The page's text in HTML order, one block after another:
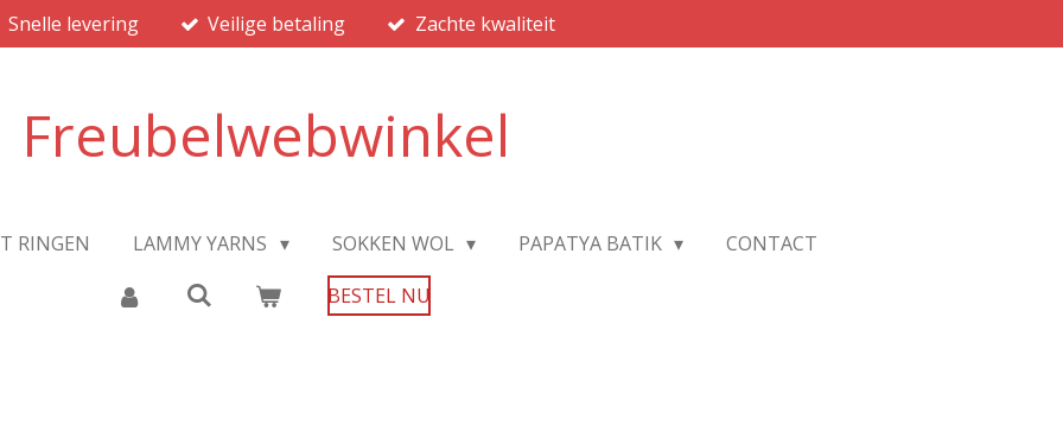
Snelle levering Veilige betaling Zachte kwaliteit
Freubelwebwinkel
RINGEN LAMMY YARNS SOKKEN WOL PAPATYA BATIK
CONTACT
BESTEL NU